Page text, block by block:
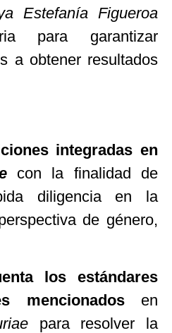
Estefanía Figueroa
para garantizar
a obtener resultados
integradas en
con la finalidad de
diligencia en la
de género,
los estándares
mencionadosen
para resolver la